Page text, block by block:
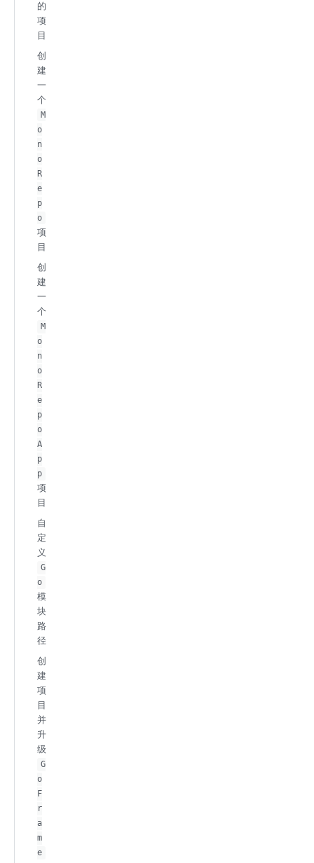
的
项
目
创
建
一
个
M
o
n
o
R
e
p
o
项
目
创
建
一
个
M
o
n
o
R
e
p
o
A
p
p
项
目
自
定
义
G
o
模
块
路
径
创
建
项
目
并
升
级
G
o
F
r
a
m
e